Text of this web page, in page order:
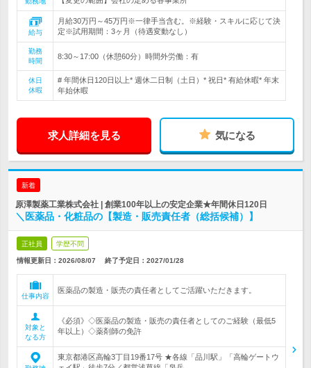
給与
月給30万円～45万円※一律手当含む。※経験・スキルに応じて決
定※試用期間：3ヶ月（待遇変動なし）
勤務
時間
8:30～17:00（休憩60分）時間外労働：有
休日
休暇
# 年間休日120日以上* 週休二日制（土日）* 祝日* 有給休暇* 年末
年始休暇
求人詳細を見る 気になる
新着
原澤製薬工業株式会社 | 創業100年以上の安定企業★年間休日120日
＼医薬品・化粧品の【製造・販売責任者（総括候補）】
正社員 学歴不問
情報更新日：2026/08/07 終了予定日： 2027/01/28
仕事内容
医薬品の製造・販売の責任者としてご活躍いただきます。
対象と
なる方
《必須》◇医薬品の製造・販売の責任者としてのご経験（最低5
年以上）◇薬剤師の免許
東京都港区高輪3丁目19番17号 ★各線「品川駅」「高輪ゲートウ